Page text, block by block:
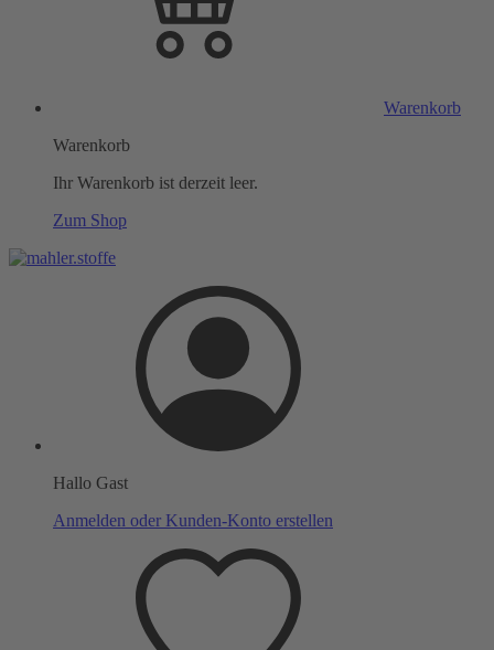
Warenkorb
Warenkorb
Ihr Warenkorb ist derzeit leer.
Zum Shop
Hallo Gast
Anmelden oder Kunden-Konto erstellen